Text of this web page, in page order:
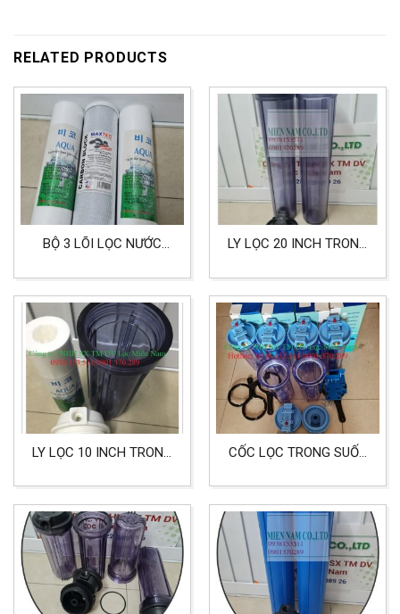
RELATED PRODUCTS
BỘ 3 LÕI LỌC NƯỚC
DÙNG CHO SINH HOẠT
GIA ĐÌNH
LY LỌC 20 INCH TRONG
GIA ĐÌNH, CÔNG
NGHIỆP
LY LỌC 10 INCH TRONG
SINH HOẠT, NƯỚC ĂN
UỐNG
CỐC LỌC TRONG SUỐT
LỌC NƯỚC ĂN UỐNG
ĐẦU RA VÀO 27